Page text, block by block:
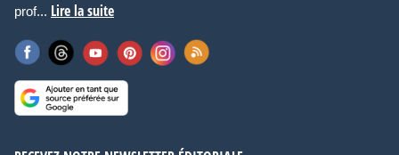
prof... Lire la suite